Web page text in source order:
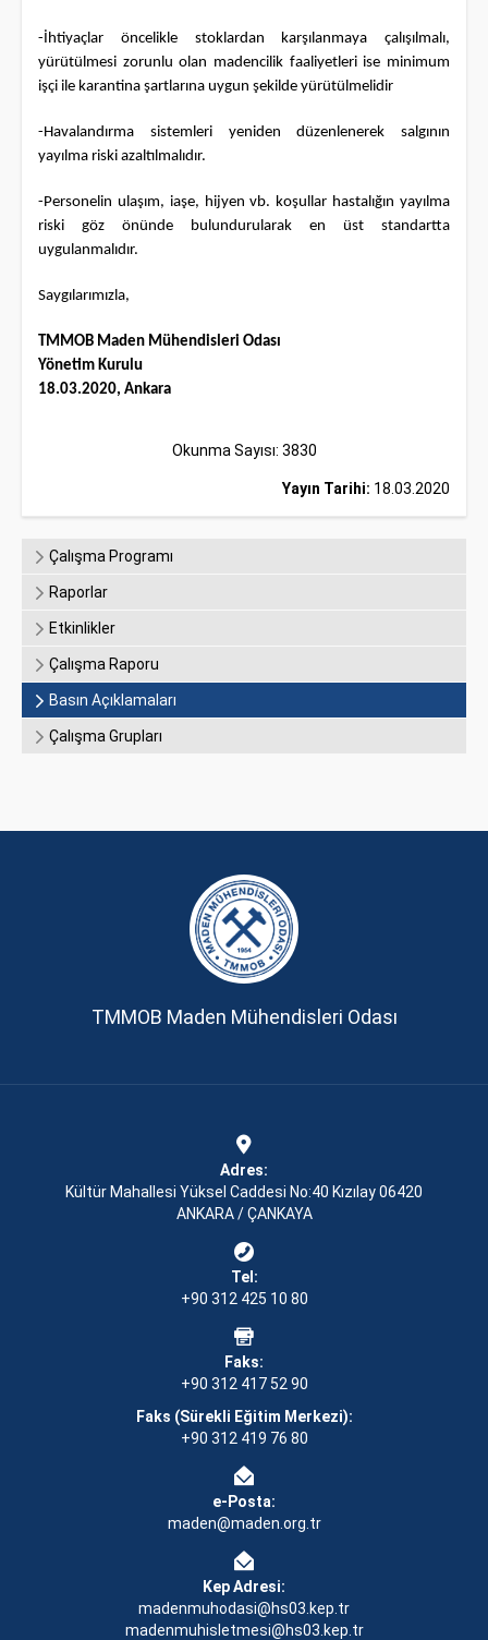
-İhtiyaçlar öncelikle stoklardan karşılanmaya çalışılmalı,
yürütülmesi zorunlu olan madencilik faaliyetleri ise minimum
işçi ile karantina şartlarına uygun şekilde yürütülmelidir
-Havalandırma sistemleri yeniden düzenlenerek salgının
yayılma riski azaltılmalıdır.
-Personelin ulaşım, iaşe, hijyen vb. koşullar hastalığın yayılma
riski göz önünde bulundurularak en üst standartta
uygulanmalıdır.
Saygılarımızla,
TMMOB Maden Mühendisleri Odası
Yönetim Kurulu
18.03.2020, Ankara
Okunma Sayısı: 3830
Yayın Tarihi: 18.03.2020
Çalışma Programı
Raporlar
Etkinlikler
Çalışma Raporu
Basın Açıklamaları
Çalışma Grupları
TMMOB Maden Mühendisleri Odası
Adres:
Kültür Mahallesi Yüksel Caddesi No:40 Kızılay 06420
ANKARA / ÇANKAYA
Tel:
+90 312 425 10 80
Faks:
+90 312 417 52 90
Faks (Sürekli Eğitim Merkezi):
+90 312 419 76 80
e-Posta:
maden@maden.org.tr
Kep Adresi:
madenmuhodasi@hs03.kep.tr
madenmuhisletmesi@hs03.kep.tr